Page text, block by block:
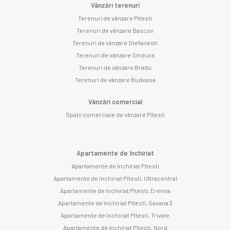
Vânzări terenuri
Terenuri de vânzare Pitesti
Terenuri de vânzare Bascov
Terenuri de vânzare Stefanesti
Terenuri de vânzare Smeura
Terenuri de vânzare Bradu
Terenuri de vânzare Budeasa
Vânzări comercial
Spații comerciale de vânzare Pitesti
Apartamente de închiriat
Apartamente de închiriat Pitesti
Apartamente de închiriat Pitesti, Ultracentral
Apartamente de închiriat Pitesti, Eremia
Apartamente de închiriat Pitesti, Gavana 3
Apartamente de închiriat Pitesti, Trivale
Apartamente de închiriat Pitesti, Nord